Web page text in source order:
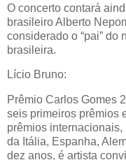
O concerto contará
brasileiro Alberto
considerado o “pai” do
brasileira.
Lício Bruno:
Prêmio Carlos Gomes
seis primeiros prêmios
prêmios
da Itália, Espanha,
dez anos, é artista